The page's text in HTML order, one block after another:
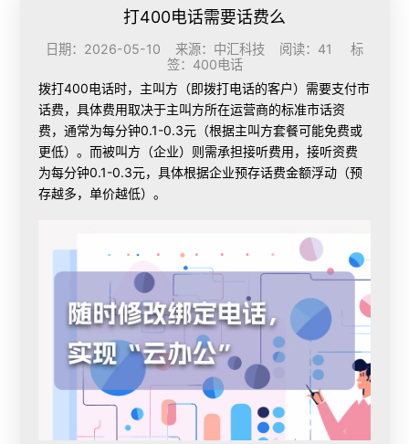
打400电话需要话费么
日期：2026-05-10 来源：中汇科技 阅读：41 标
签： 400电话
拨打400电话时，主叫方（即拨打电话的客户）需要支付市
话费，具体费用取决于主叫方所在运营商的标准市话资
费，通常为每分钟0.1-0.3元（根据主叫方套餐可能免费或
更低）。而被叫方（企业）则需承担接听费用，接听资费
为每分钟0.1-0.3元，具体根据企业预存话费金额浮动（预
存越多，单价越低）。